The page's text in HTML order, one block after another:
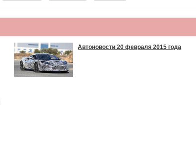
Автоновости 20 февраля 2015 года